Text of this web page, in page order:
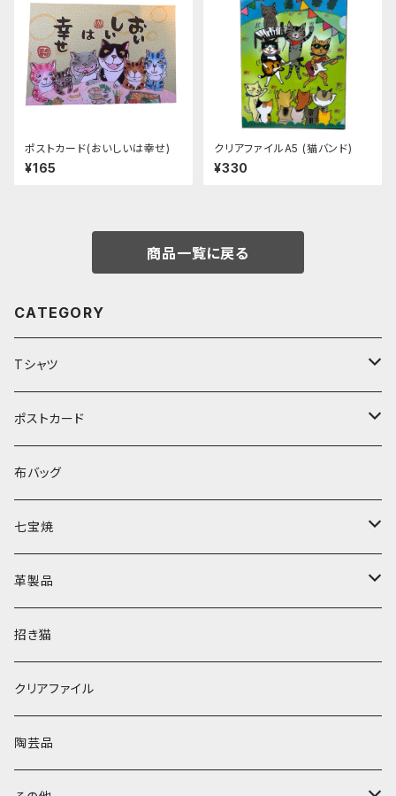
ポストカード(おいしいは幸せ)
¥165
クリアファイルA5 (猫バンド)
¥330
商品一覧に戻る
CATEGORY
Tシャツ
長袖
半袖
ポストカード
誕生日
夏
感謝
開運
元気
クリスマス
布バッグ
七宝焼
ブローチ
ピアス
キーホルダー
革製品
小銭入れ
ポーチ
財布
招き猫
クリアファイル
陶芸品